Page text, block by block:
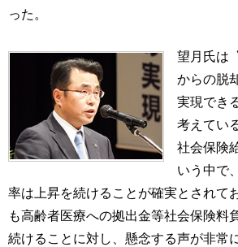
った。
望月氏は
からの脱
実現でき
考えてい
社会保険
いう中で
率は上昇を続けることが確実とされて
も高齢者医療への拠出金等社会保険料
続けることに対し、懸念する声が非常